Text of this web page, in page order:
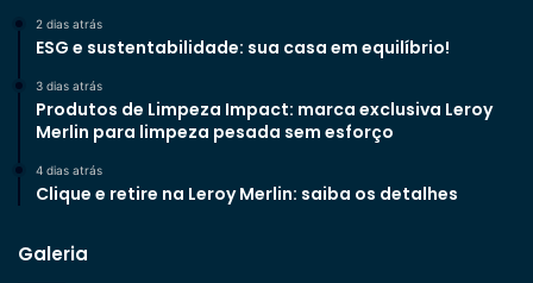
2 dias atrás
ESG e sustentabilidade: sua casa em equilíbrio!
3 dias atrás
Produtos de Limpeza Impact: marca exclusiva Leroy
Merlin para limpeza pesada sem esforço
4 dias atrás
Clique e retire na Leroy Merlin: saiba os detalhes
Galeria